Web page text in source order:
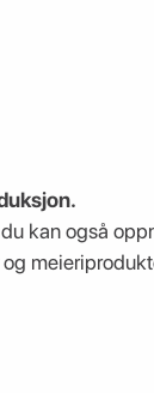
kan også